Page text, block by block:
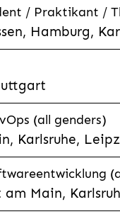
/ Praktikant /
Hamburg,
(all genders)
Karlsruhe,
am Main,